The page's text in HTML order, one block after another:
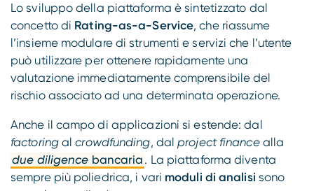
Lo sviluppo della piattaforma è sintetizzato dal
concetto di Rating-as-a-Service, che riassume
l’insieme modulare di strumenti e servizi che l’utente
può utilizzare per ottenere rapidamente una
valutazione immediatamente comprensibile del
rischio associato ad una determinata operazione.
Anche il campo di applicazioni si estende: dal
factoringalcrowdfunding, dalproject financealla
due diligence bancaria . La piattaforma diventa
sempre più poliedrica, i vari moduli di analisi sono